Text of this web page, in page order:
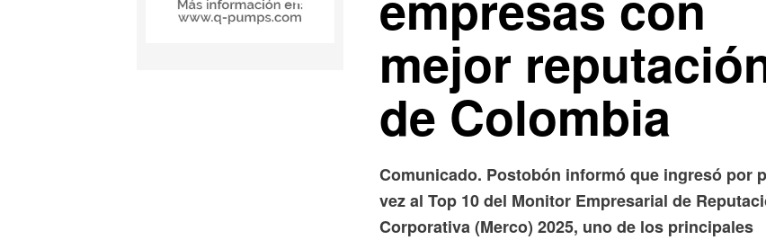
mejor
de Colombia
Comunicado. Postobón informó que ingresó por
vez al Top 10 del Monitor Empresarial de
Corporativa (Merco) 2025, uno de los principales